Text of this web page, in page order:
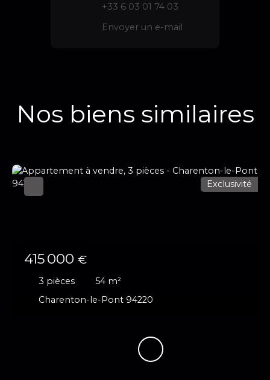
+33 6 03 01 74 03
Envoyer un e-mail
Nos biens similaires
415 000 €
3 pièces 54 m²
Charenton-le-Pont 94220
Exclusivité